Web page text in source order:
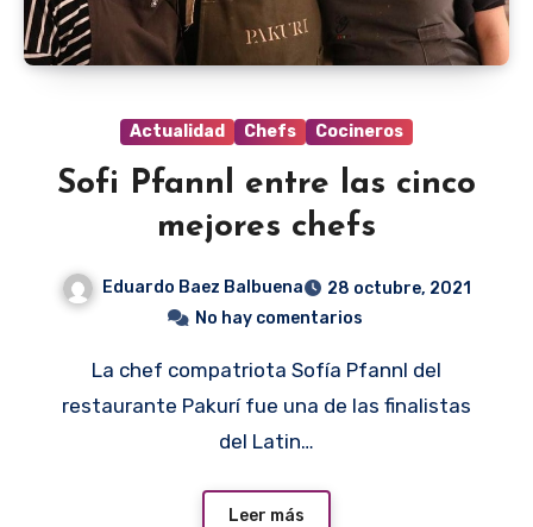
Actualidad Chefs Cocineros
Sofi Pfannl entre las cinco
mejores chefs
Eduardo Baez Balbuena
28 octubre, 2021
No hay comentarios
La chef compatriota Sofía Pfannl del
restaurante Pakurí fue una de las finalistas
del Latin…
Leer más